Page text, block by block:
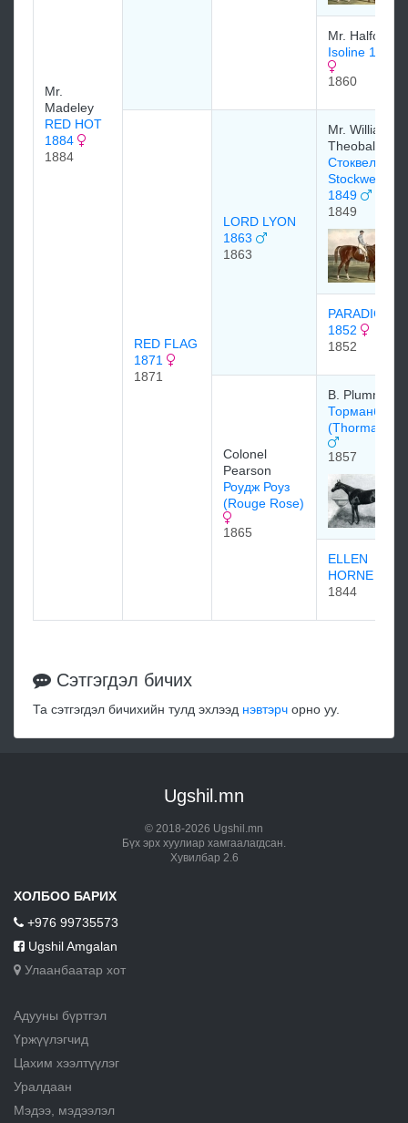
Mr.
Madeley
RED HOT
1884
1884
Mr. Halford
Isoline 1860
1860
RED FLAG
1871
1871
LORD LYON
1863
1863
Mr. William
Theobald
Стоквелл
Stockwell
1849
1849
PARADIGM
1852
1852
Colonel
Pearson
Роудж Роуз
(Rouge Rose)
1865
B. Plummer
Торманби
(Thormanby)
1857
ELLEN
HORNE
1844
Сэтгэгдэл бичих
Та сэтгэгдэл бичихийн тулд эхлээд нэвтэрч орно уу.
Ugshil.mn
© 2018-2026 Ugshil.mn
Бүх эрх хуулиар хамгаалагдсан.
Хувилбар 2.6
ХОЛБОО БАРИХ
+976 99735573
Ugshil Amgalan
Улаанбаатар хот
Адууны бүртгэл
Үржүүлэгчид
Цахим хээлтүүлэг
Уралдаан
Мэдээ, мэдээлэл